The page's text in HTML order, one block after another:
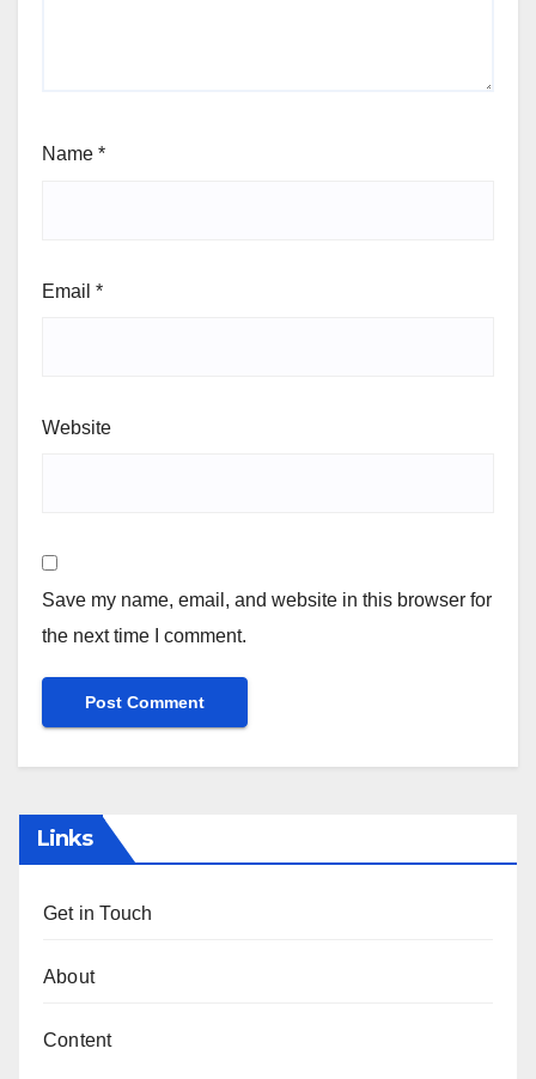
Name *
Email *
Website
Save my name, email, and website in this browser for
the next time I comment.
Links
Get in Touch
About
Content